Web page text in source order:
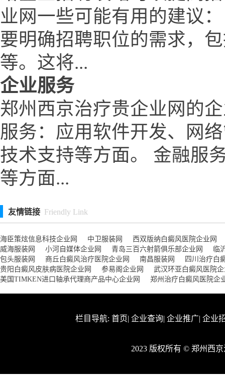
业网一些可能有用的建议
要明确招聘职位的需求，
等。这将...
企业服务
郑州西京治疗贵企业网的
服务：应用软件开发、网
技术支持等方面。 金融服
等方面...
友情链接 Friendly Link
海臣策炫信息科技企业网 中卫服装网
西双版纳白癜风医院企业网
威海服装网
小河自媒体企业网 青岛三百六射箭俱乐部企业网
临
包头服装网
商丘白癜风治疗医院企业网 南昌服装网
四川治疗白
贵阳白癜风皮肤病医院企业网
参易阁企业网
武汉环亚白癜风医院
美国TIMKEN进口轴承代理商产品中心企业网
郑州治疗白癜风医院企
栏目导航: 首页| 企业查询| 企业推广| 企业
2023 版权所有 © 郑州西